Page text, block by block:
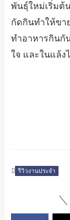
พันธุ์ใหม่เริ่มต้
กัดกินทำให้ขา
ทำอาหารกินกั
ใจ และในแล้ง
รีวิวงานประจำ